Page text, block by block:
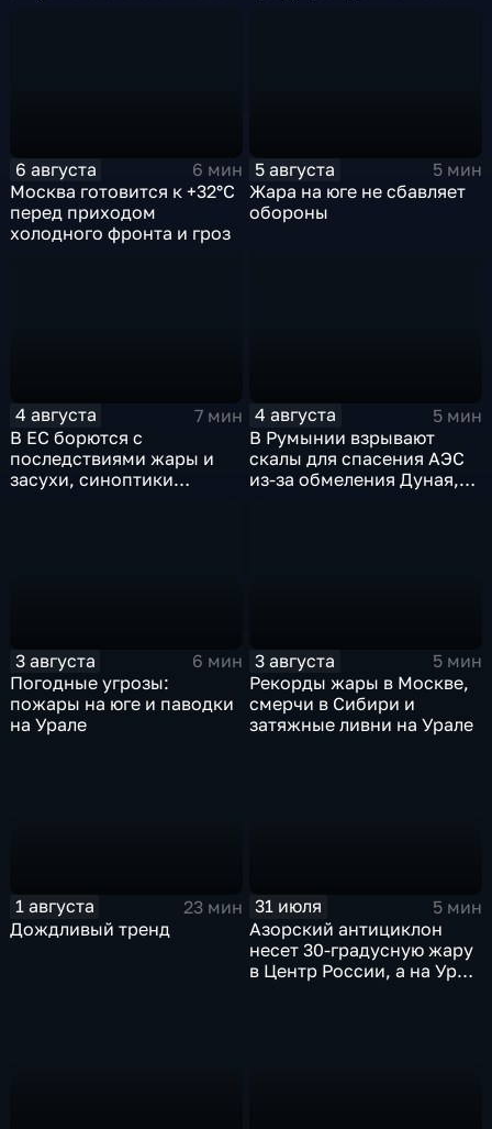
6 августа
6 мин
Москва готовится к +32°C
перед приходом
холодного фронта и гроз
5 августа
5 мин
Жара на юге не сбавляет
обороны
4 августа
7 мин
В ЕС борются с
последствиями жары и
засухи, синоптики
4 августа
5 мин
В Румынии взрывают
скалы для спасения АЭС
из-за обмеления Дуная,
3 августа
6 мин
Погодные угрозы:
пожары на юге и паводки
на Урале
3 августа
5 мин
Рекорды жары в Москве,
смерчи в Сибири и
затяжные ливни на Урале
1 августа
23 мин
Дождливый тренд
31 июля
5 мин
Азорский антициклон
несет 30-градусную жару
в Центр России, а на Урал